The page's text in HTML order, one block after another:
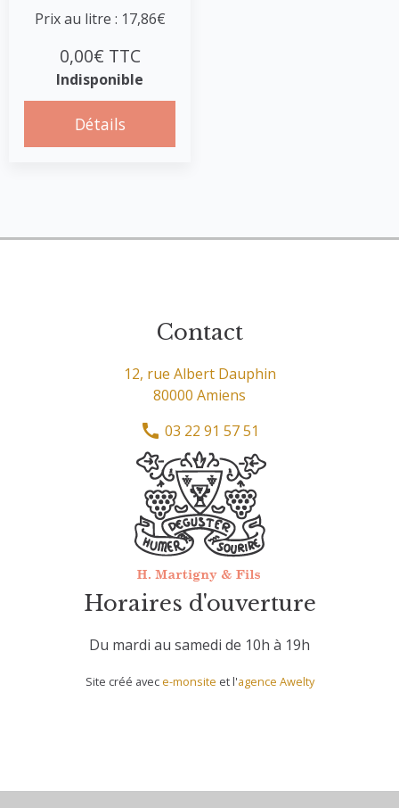
Prix au litre : 17,86€
0,00€ TTC
Indisponible
Détails
Contact
12, rue Albert Dauphin
80000 Amiens
03 22 91 57 51
Horaires d'ouverture
Du mardi au samedi de 10h à 19h
Site créé avece-monsite et l'agence Awelty